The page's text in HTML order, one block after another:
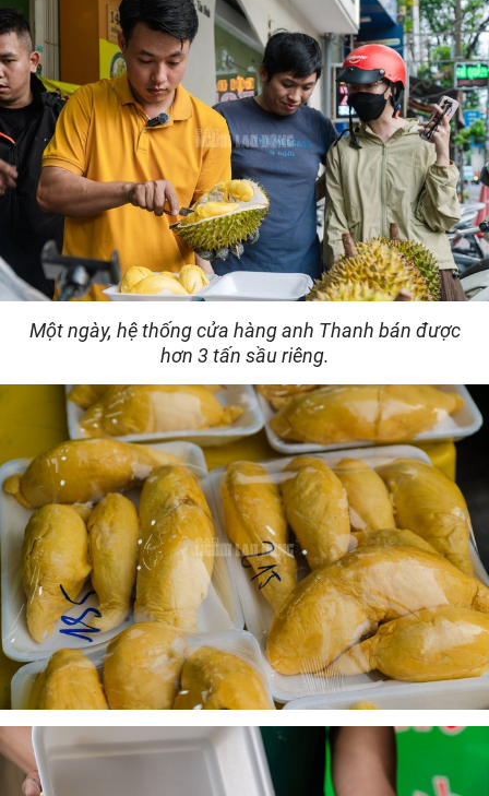
Một ngày, hệ thống cửa hàng anh Thanh bán được
hơn 3 tấn sầu riêng.